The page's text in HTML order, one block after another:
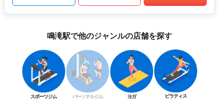
鳴滝駅で他のジャンルの店舗を探す
スポーツジム パーソナルジム ヨガ ピラティス